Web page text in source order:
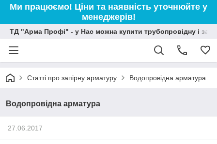
Ми працюємо! Ціни та наявність уточнюйте у
менеджерів!
ТД "Арма Профі" - у Нас можна купити трубопровідну і
Статті про запірну арматуру Водопровідна арматура
Водопровідна арматура
27.06.2017